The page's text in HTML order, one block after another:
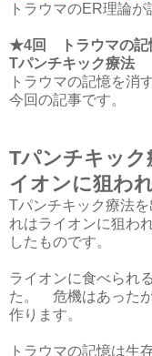
トラウマのER理論が
★4回 トラウマの
Tパンチキック療法
トラウマの記憶を消
今回の記事です。
Tパンチキック
イオンに狙わ
Tパンチキック療法
れはライオンに狙わ
したものです。
ライオンに食べられ
た。 危機はあった
作ります。
トラウマの記憶は生